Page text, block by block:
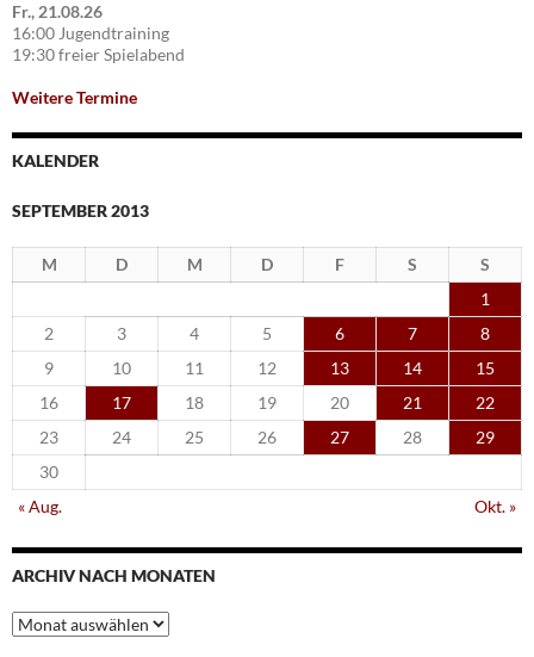
Fr., 21.08.26
16:00 Jugendtraining
19:30 freier Spielabend
Weitere Termine
KALENDER
SEPTEMBER 2013
M D M D F S
S
1
2
3 4 5 6 7
8
9
10 11 12 13 14
15
16
17 18 19 20 21
22
23
24 25 26 27 28
29
30
« Aug.
Okt. »
ARCHIV NACH MONATEN
Archiv
nach